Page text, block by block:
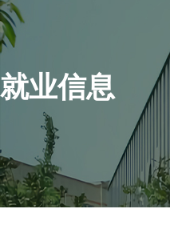
就业信息